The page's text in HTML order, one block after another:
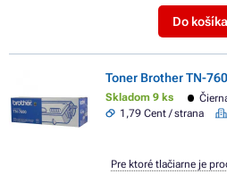
Do košíka
Toner Brother TN-
Skladom 9 ks
1,79 Cent / strana
Pre ktoré tlačiarne je